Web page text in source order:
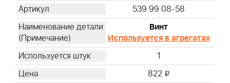
539 99 08-58
Винт
Используется в агрегатах
1
822 i